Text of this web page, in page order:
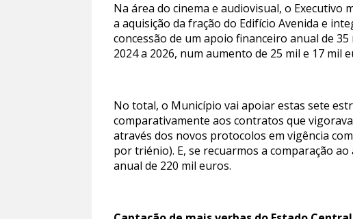
Na área do cinema e audiovisual, o Executivo
a aquisição da fração do Edifício Avenida e
concessão de um apoio financeiro anual de
2024 a 2026, num aumento de 25 mil e 17 mil
No total, o Município vai apoiar estas sete
comparativamente aos contratos que
através dos novos protocolos em vigência
por triénio). E, se recuarmos a comparação
anual de 220 mil euros.